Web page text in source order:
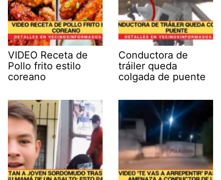
VIDEO Receta de
Pollo frito estilo
coreano
Conductora de
tráiler queda
colgada de puente